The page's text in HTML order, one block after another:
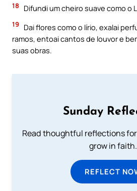
18 Difundi um cheiro suave como o
19
Dai flores como o lírio, exalai
ramos, entoai cantos de louvor e
suas obras.
Sunday
Read thoughtful reflections
grow in faith.
REFLECT